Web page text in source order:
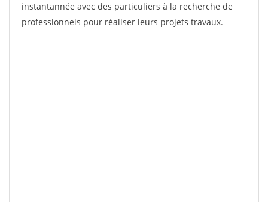
instantannée avec des particuliers à la recherche de
professionnels pour réaliser leurs projets travaux.